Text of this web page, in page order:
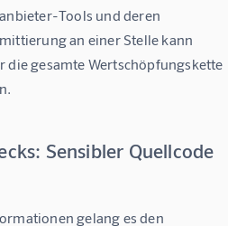
Tools und deren
an einer Stelle kann
die gesamte Wertschöpfungskette
Sensibler Quellcode
gelang es den